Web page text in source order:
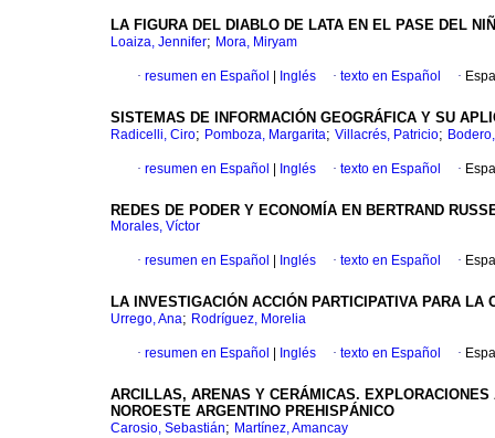
LA FIGURA DEL DIABLO DE LATA EN EL PASE DEL
Loaiza, Jennifer; Mora, Miryam
· resumen en Español Inglés · texto en Español ·
SISTEMAS DE INFORMACIÓN GEOGRÁFICA Y SU
Radicelli, Ciro; Pomboza, Margarita; Villacrés, Patricio;
· resumen en Español Inglés · texto en Español ·
REDES DE PODER Y ECONOMÍA EN BERTRAND
Morales, Víctor
· resumen en Español Inglés · texto en Español ·
LA INVESTIGACIÓN ACCIÓN PARTICIPATIVA PARA
Urrego, Ana; Rodríguez, Morelia
· resumen en Español Inglés · texto en Español ·
ARCILLAS, ARENAS Y CERÁMICAS.
NOROESTE ARGENTINO PREHISPÁNICO
Carosio, Sebastián; Martínez, Amancay